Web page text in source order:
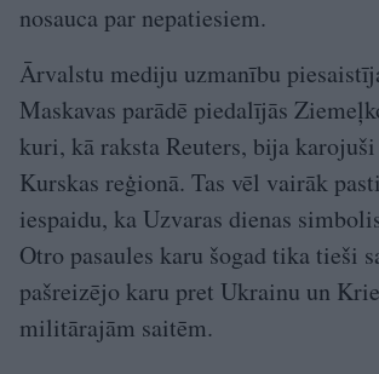
nosauca par nepatiesiem.
Ārvalstu mediju uzmanību
Maskavas parādē piedalījās
kuri, kā raksta Reuters, bija
Kurskas reģionā. Tas vēl vairāk
iespaidu, ka Uzvaras dienas
Otro pasaules karu šogad tika tieši
pašreizējo karu pret Ukrainu un
militārajām saitēm.